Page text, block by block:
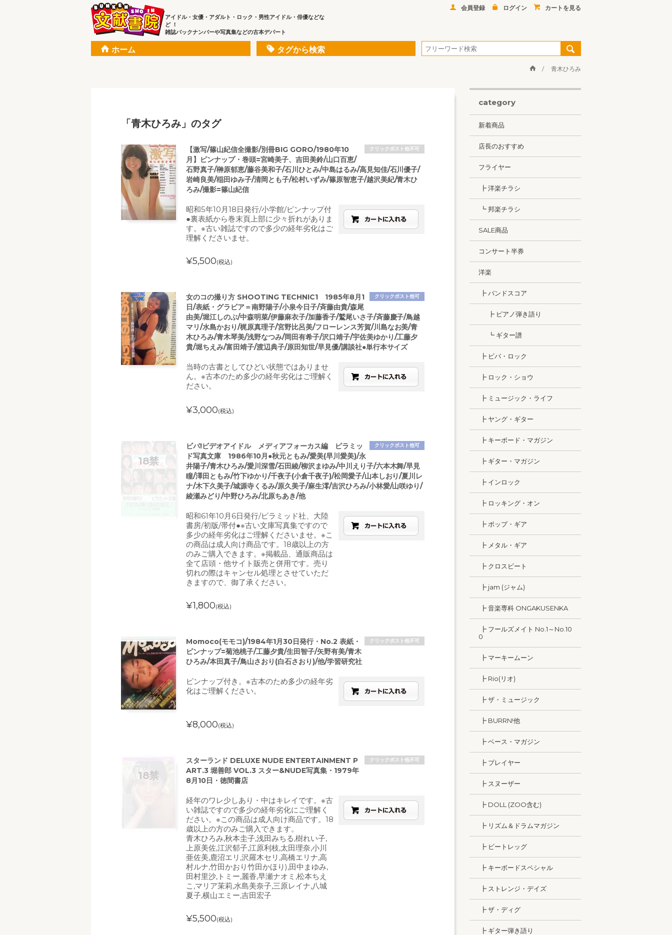
アイドル・女優・アダルト・ロック・男性アイドル・俳優などな
ど ！
雑誌バックナンバーや写真集などの古本デパート
会員登録 ログイン カートを見る
ホーム タグから検索
青木ひろみ
「青木ひろみ」のタグ
クリックポスト他不可
【激写/篠山紀信全撮影/別冊BIG GORO/1980年10
月】ピンナップ・巻頭=宮崎美子、吉田美鈴/山口百恵/
石野真子/榊原郁恵/藤谷美和子/石川ひとみ/中島はるみ/高見知佳/石川優子/
岩崎良美/稲田ゆみ子/清岡とも子/松村いずみ/篠原智恵子/越沢美紀/青木ひ
ろみ/撮影=篠山紀信
昭和5年10月18日発行/小学館/ピンナップ付
●裏表紙から巻末頁上部に少々折れがありま
す。※古い雑誌ですので多少の経年劣化はご
理解くださいませ。
¥5,500(税込)
クリックポスト他可
女のコの撮り方 SHOOTING TECHNIC1 1985年8月1
日/表紙・グラビア＝南野陽子/小泉今日子/斉藤由貴/森尾
由美/堀江しのぶ/中森明菜/伊藤麻衣子/加藤香子/鷲尾いさ子/斉藤慶子/鳥越
マリ/水島かおり/梶原真理子/宮野比呂美/フローレンス芳賀/川島なお美/青
木ひろみ/青木琴美/浅野なつみ/岡田有希子/沢口靖子/宇佐美ゆかり/工藤夕
貴/堀ちえみ/富田靖子/渡辺典子/原田知世/早見優/講談社●単行本サイズ
当時の古書としてひどい状態ではありませ
ん。※古本のため多少の経年劣化はご理解く
ださい。
¥3,000(税込)
クリックポスト他可
ビバ!ビデオアイドル メディアフォーカス編 ピラミッ
ド写真文庫 1986年10月●秋元ともみ/愛美(早川愛美)/永
井陽子/青木ひろみ/愛川深雪/石田綾/柳沢まゆみ/中川えり子/六本木舞/早見
瞳/澤田ともみ/竹下ゆかり/千夜子(小倉千夜子)/松岡愛子/山本しおり/夏川レ
ナ/木下久美子/城源寺くるみ/原久美子/麻生澪/吉沢ひろみ/小林愛/山咲ゆり/
綾瀬みどり/中野ひろみ/北原ちあき/他
昭和61年10月6日発行/ピラミッド社、大陸
書房/初版/帯付●※古い文庫写真集ですので
多少の経年劣化はご理解くださいませ。※こ
の商品は成人向け商品です。18歳以上の方
のみご購入できます。※掲載品、通販商品は
全て店頭・他サイト販売と併用です。売り
切れの際はキャンセル処理とさせていただ
きますので、御了承ください。
¥1,800(税込)
クリックポスト他不可
Momoco(モモコ)/1984年1月30日発行・No.2 表紙・
ピンナップ=菊池桃子/工藤夕貴/生田智子/矢野有美/青木
ひろみ/本田真子/鳥山さおり(白石さおり)/他/学習研究社
ピンナップ付き。※古本のため多少の経年劣
化はご理解ください。
¥8,000(税込)
クリックポスト他不可
スターランド DELUXE NUDE ENTERTAINMENT P
ART.3 堀善郎 VOL.3 スター&NUDE写真集・1979年
8月10日・徳間書店
経年のワレ少しあり・中はキレイです。※古
い雑誌ですので多少の経年劣化にご理解く
ださい。※この商品は成人向け商品です。18
歳以上の方のみご購入できます。
青木ひろみ,秋本圭子,浅田みちる,樹れい子,
上原美佐,江沢郁子,江原利枝,太田理奈,小川
亜佐美,鹿沼エリ,沢羅木セリ,高橋エリナ,高
村ルナ,竹田かおり竹田かほり),田中まゆみ,
田村里沙,トミー,麗香,早瀬ナオミ,松本ちえ
こ,マリア茉莉,水島美奈子,三原レイナ,八城
夏子,横山エミー,吉田宏子
¥5,500(税込)
category
新着商品
店長のおすすめ
フライヤー
┣ 洋楽チラシ
┗ 邦楽チラシ
SALE商品
コンサート半券
洋楽
┣ バンドスコア
┣ ピアノ弾き語り
┗ ギター譜
┣ ビバ・ロック
┣ ロック・ショウ
┣ ミュージック・ライフ
┣ ヤング・ギター
┣ キーボード・マガジン
┣ ギター・マガジン
┣ インロック
┣ ロッキング・オン
┣ ポップ・ギア
┣ メタル・ギア
┣ クロスビート
┣ jam (ジャム)
┣ 音楽専科 ONGAKUSENKA
┣ フールズメイト No.1～No.10
0
┣ マーキームーン
┣ Rio(リオ)
┣ ザ・ミュージック
┣ BURRN!他
┣ ベース・マガジン
┣ プレイヤー
┣ スヌーザー
┣ DOLL (ZOO含む)
┣ リズム＆ドラムマガジン
┣ ビートレッグ
┣ キーボードスペシャル
┣ ストレンジ・デイズ
┣ ザ・ディグ
┣ ギター弾き語り